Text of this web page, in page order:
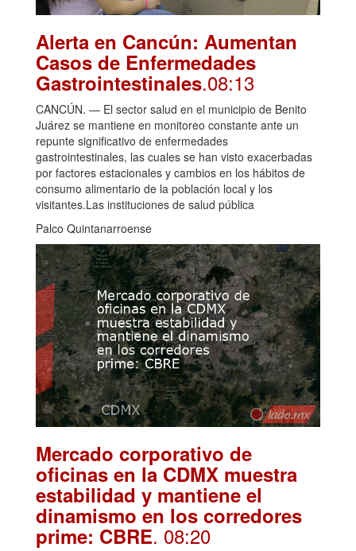
Alerta en Cancún: Aumentan
Casos de Enfermedades
Gastrointestinales.08:13
CANCÚN. — El sector salud en el municipio de Benito
Juárez se mantiene en monitoreo constante ante un
repunte significativo de enfermedades
gastrointestinales, las cuales se han visto exacerbadas
por factores estacionales y cambios en los hábitos de
consumo alimentario de la población local y los
visitantes.Las instituciones de salud pública
Palco Quintanarroense
Mercado corporativo de
oficinas en la CDMX muestra
estabilidad y mantiene el
dinamismo en los corredores
prime: CBRE. 08:20